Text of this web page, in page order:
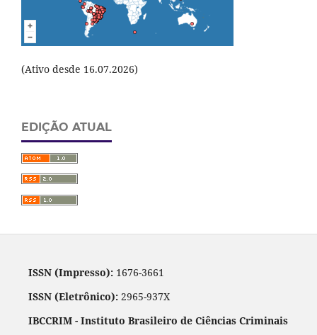
(Ativo desde 16.07.2026)
EDIÇÃO ATUAL
ISSN (Impresso):1676-3661
ISSN (Eletrônico):2965-937X
IBCCRIM - Instituto Brasileiro de Ciências Criminais